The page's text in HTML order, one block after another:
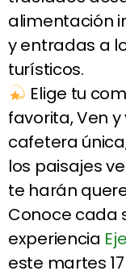
alimentación
y entradas a
turísticos.
Elige tu
favorita, Ven
cafetera
los paisajes
te harán
Conoce cada
experiencia
este martes